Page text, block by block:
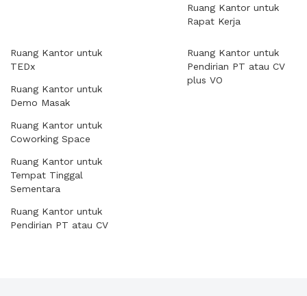
Ruang Kantor untuk
Rapat Kerja
Ruang Kantor untuk
TEDx
Ruang Kantor untuk
Demo Masak
Ruang Kantor untuk
Coworking Space
Ruang Kantor untuk
Tempat Tinggal
Sementara
Ruang Kantor untuk
Pendirian PT atau CV
Ruang Kantor untuk
Pendirian PT atau CV
plus VO